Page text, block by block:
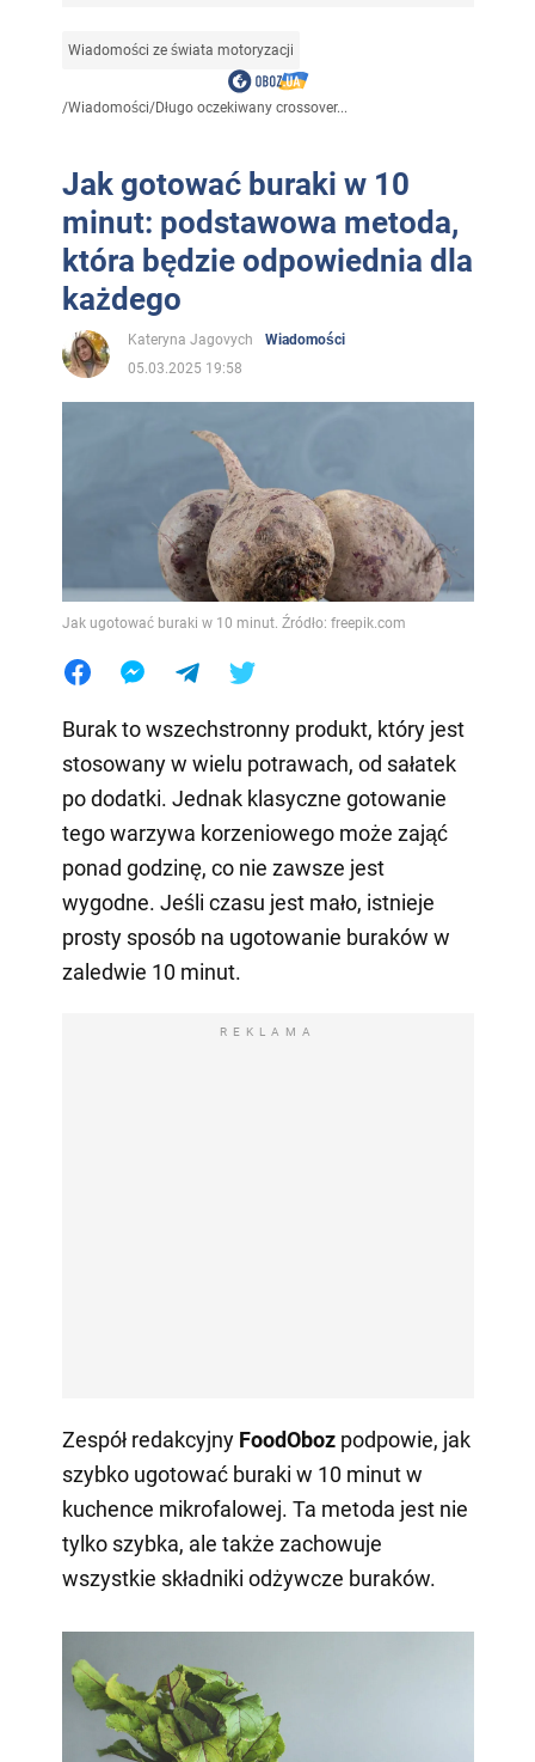
Wiadomości ze świata motoryzacji
/Wiadomości/Długo oczekiwany crossover...
Jak gotować buraki w 10
minut: podstawowa metoda,
która będzie odpowiednia dla
każdego
Kateryna Jagovych
Wiadomości
05.03.2025 19:58
Jak ugotować buraki w 10 minut. Źródło: freepik.com
Burak to wszechstronny produkt, który jest
stosowany w wielu potrawach, od sałatek
po dodatki. Jednak klasyczne gotowanie
tego warzywa korzeniowego może zająć
ponad godzinę, co nie zawsze jest
wygodne. Jeśli czasu jest mało, istnieje
prosty sposób na ugotowanie buraków w
zaledwie 10 minut.
REKLAMA
Zespół redakcyjny FoodOboz podpowie, jak
szybko ugotować buraki w 10 minut w
kuchence mikrofalowej. Ta metoda jest nie
tylko szybka, ale także zachowuje
wszystkie składniki odżywcze buraków.